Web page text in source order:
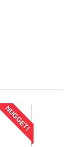
NUGGET!